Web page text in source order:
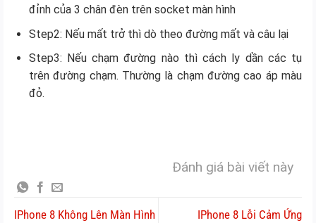
đỉnh của 3 chân đèn trên socket màn hình
Step2: Nếu mất trở thì dò theo đường mất và câu lại
Step3: Nếu chạm đường nào thì cách ly dần các tụ
trên đường chạm. Thường là chạm đường cao áp màu
đỏ.
Đánh giá bài viết này
IPhone 8 Không Lên Màn Hình IPhone 8 Lỗi Cảm Ứng